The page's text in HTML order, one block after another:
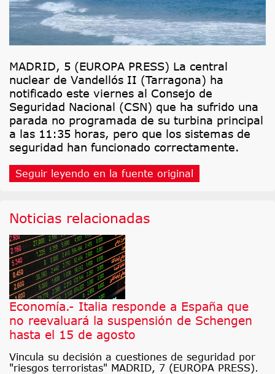
MADRID, 5 (EUROPA PRESS) La central
nuclear de Vandellós II (Tarragona) ha
notificado este viernes al Consejo de
Seguridad Nacional (CSN) que ha sufrido una
parada no programada de su turbina principal
a las 11:35 horas, pero que los sistemas de
seguridad han funcionado correctamente.
Seguir leyendo en la fuente original
Noticias relacionadas
Economía.- Italia responde a España que
no reevaluará la suspensión de Schengen
hasta el 15 de agosto
Vincula su decisión a cuestiones de seguridad por
"riesgos terroristas" MADRID, 7 (EUROPA PRESS).